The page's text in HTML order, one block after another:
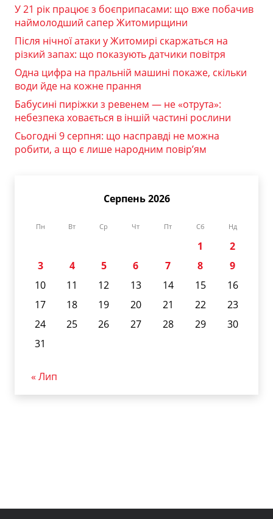
У 21 рік працює з боєприпасами: що вже побачив
наймолодший сапер Житомирщини
Після нічної атаки у Житомирі скаржаться на
різкий запах: що показують датчики повітря
Одна цифра на пральній машині покаже, скільки
води йде на кожне прання
Бабусині пиріжки з ревенем — не «отрута»:
небезпека ховається в іншій частині рослини
Сьогодні 9 серпня: що насправді не можна
робити, а що є лише народним повір’ям
Серпень 2026
Пн Вт Ср Чт Пт Сб Нд
1
2
3
4 5 6 7 8
9
10
11 12 13 14 15
16
17
18 19 20 21 22
23
24
25 26 27 28 29
30
31
« Лип